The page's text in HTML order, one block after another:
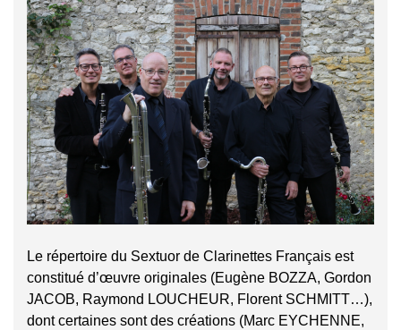
Le répertoire du Sextuor de Clarinettes Français est
constitué d’œuvre originales (Eugène BOZZA, Gordon
JACOB, Raymond LOUCHEUR, Florent SCHMITT…),
dont certaines sont des créations (Marc EYCHENNE,